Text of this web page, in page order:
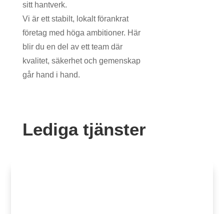
sitt hantverk.
Vi är ett stabilt, lokalt förankrat
företag med höga ambitioner. Här
blir du en del av ett team där
kvalitet, säkerhet och gemenskap
går hand i hand.
Lediga tjänster